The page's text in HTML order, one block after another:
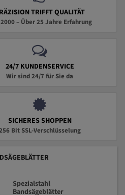
TRIFFT QUALITÄT
– Über 25 Jahre Erfahrung
24/7 KUNDENSERVICE
Wir sind 24/7 für Sie da
SICHERES SHOPPEN
Bit SSL-Verschlüsselung
Spezialstahl
Bandsägeblätter